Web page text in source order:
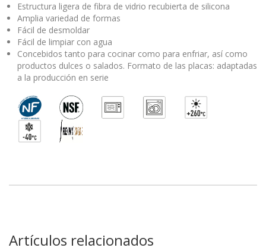
Estructura ligera de fibra de vidrio recubierta de silicona
Amplia variedad de formas
Fácil de desmoldar
Fácil de limpiar con agua
Concebidos tanto para cocinar como para enfriar, así como
productos dulces o salados. Formato de las placas: adaptadas
a la producción en serie
Artículos relacionados